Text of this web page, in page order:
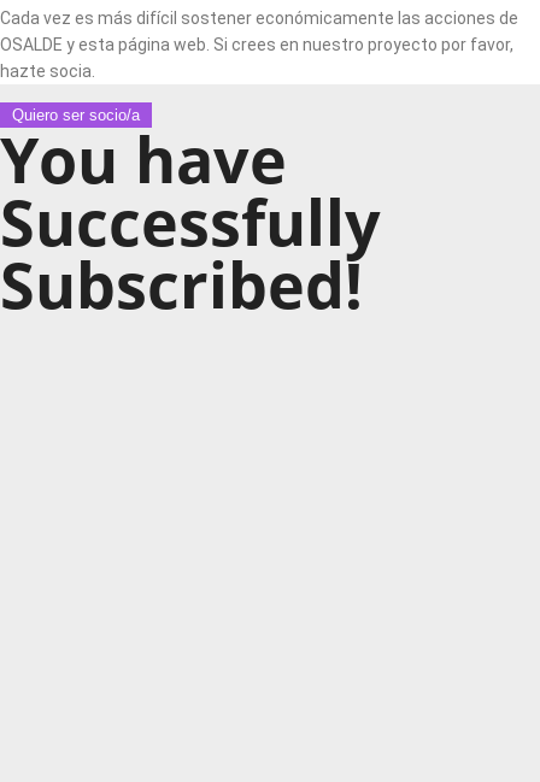
Cada vez es más difícil sostener económicamente las acciones de
OSALDE y esta página web. Si crees en nuestro proyecto por favor,
hazte socia.
Quiero ser socio/a
You have
Successfully
Subscribed!